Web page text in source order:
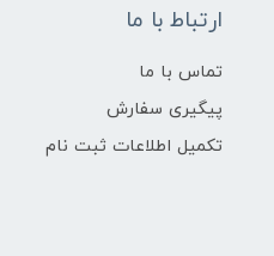
ارتباط با ما
تماس با ما
پیگیری سفارش
تکمیل اطلاعات ثبت نام